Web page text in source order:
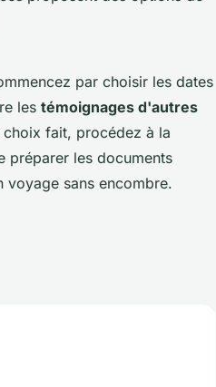
par choisir les dates
les témoignages d'autres
fait, procédez à la
préparer les documents
voyage sans encombre.